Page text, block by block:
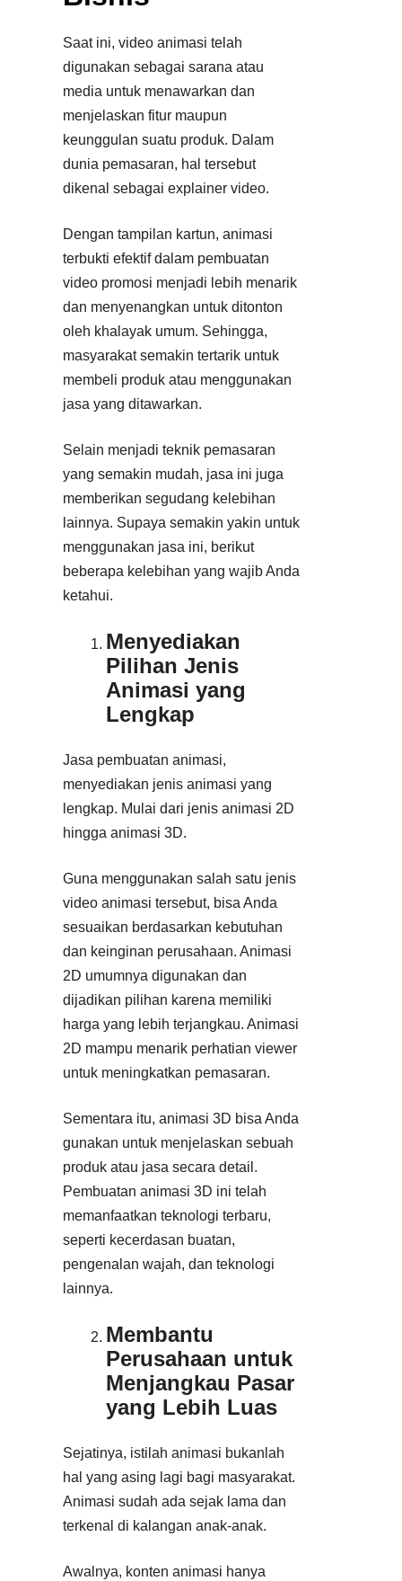
Saat ini, video animasi telah
digunakan sebagai sarana atau
media untuk menawarkan dan
menjelaskan fitur maupun
keunggulan suatu produk. Dalam
dunia pemasaran, hal tersebut
dikenal sebagai explainer video.
Dengan tampilan kartun, animasi
terbukti efektif dalam pembuatan
video promosi menjadi lebih menarik
dan menyenangkan untuk ditonton
oleh khalayak umum. Sehingga,
masyarakat semakin tertarik untuk
membeli produk atau menggunakan
jasa yang ditawarkan.
Selain menjadi teknik pemasaran
yang semakin mudah, jasa ini juga
memberikan segudang kelebihan
lainnya. Supaya semakin yakin untuk
menggunakan jasa ini, berikut
beberapa kelebihan yang wajib Anda
ketahui.
Menyediakan
Pilihan Jenis
Animasi yang
Lengkap
Jasa pembuatan animasi,
menyediakan jenis animasi yang
lengkap. Mulai dari jenis animasi 2D
hingga animasi 3D.
Guna menggunakan salah satu jenis
video animasi tersebut, bisa Anda
sesuaikan berdasarkan kebutuhan
dan keinginan perusahaan. Animasi
2D umumnya digunakan dan
dijadikan pilihan karena memiliki
harga yang lebih terjangkau. Animasi
2D mampu menarik perhatian viewer
untuk meningkatkan pemasaran.
Sementara itu, animasi 3D bisa Anda
gunakan untuk menjelaskan sebuah
produk atau jasa secara detail.
Pembuatan animasi 3D ini telah
memanfaatkan teknologi terbaru,
seperti kecerdasan buatan,
pengenalan wajah, dan teknologi
lainnya.
Membantu
Perusahaan untuk
Menjangkau Pasar
yang Lebih Luas
Sejatinya, istilah animasi bukanlah
hal yang asing lagi bagi masyarakat.
Animasi sudah ada sejak lama dan
terkenal di kalangan anak-anak.
Awalnya, konten animasi hanya